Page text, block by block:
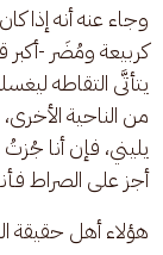
وجاء عنه أنه إذا
كربيعة ومُضَر -أكبر
يتأتَّى التقاطه
من الناحية
يليني، فإن أنا
أجز على الصراط
هؤلاء أهل حقيقة